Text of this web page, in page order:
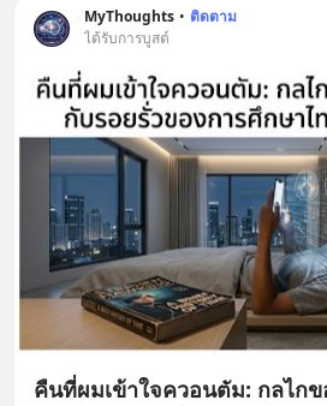
MyThoughts • ติดตาม
ได้รับการบูสต์
คืนที่ผมเข้าใจควอนตัม: กลไก